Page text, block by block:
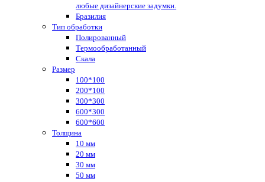
любые дизайнерские задумки.
Бразилия
Тип обработки
Полированный
Термообработанный
Скала
Размер
100*100
200*100
300*300
600*300
600*600
Толщина
10 мм
20 мм
30 мм
50 мм